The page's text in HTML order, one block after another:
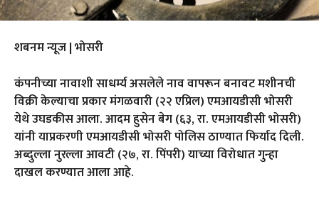
शबनम न्यूज | भोसरी
कंपनीच्या नावाशी साधर्म्य असलेले नाव वापरून बनावट मशीनची
विक्री केल्याचा प्रकार मंगळवारी (२२ एप्रिल) एमआयडीसी भोसरी
येथे उघडकीस आला. आदम हुसेन बेग (६३, रा. एमआयडीसी भोसरी)
यांनी याप्रकरणी एमआयडीसी भोसरी पोलिस ठाण्यात फिर्याद दिली.
अब्दुल्ला नुरल्ला आवटी (२७, रा. पिंपरी) याच्या विरोधात गुन्हा
दाखल करण्यात आला आहे.